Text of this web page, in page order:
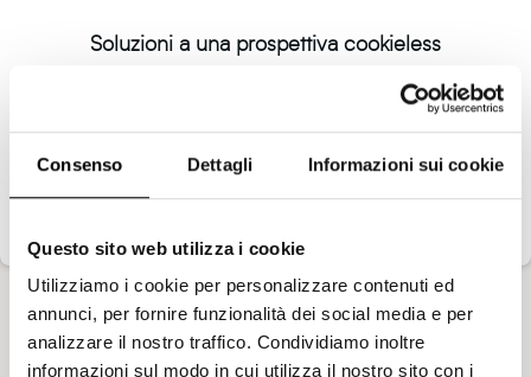
Consenso Dettagli Informazioni sui cookie
Questo sito web utilizza i cookie
Utilizziamo i cookie per personalizzare contenuti ed
annunci, per fornire funzionalità dei social media e per
analizzare il nostro traffico. Condividiamo inoltre
informazioni sul modo in cui utilizza il nostro sito con i
Soluzioni a una prospettiva cookieless
Gli strumenti a disposizione delle aziende per
Scarica gratis